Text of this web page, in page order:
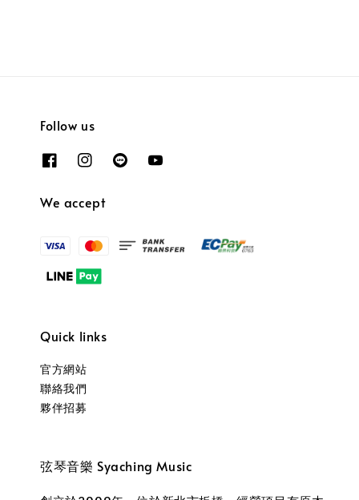
Follow us
We accept
Quick links
官方網站
聯絡我們
夥伴招募
弦琴音樂 Syaching Music